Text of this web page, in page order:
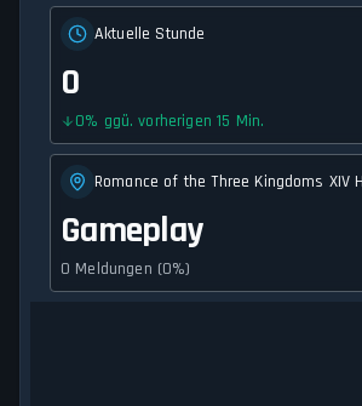
Aktuelle Stunde
0
0% ggü. vorherigen 15 Min.
Romance of the Three Kingdoms XIV
Gameplay
0 Meldungen (0%)